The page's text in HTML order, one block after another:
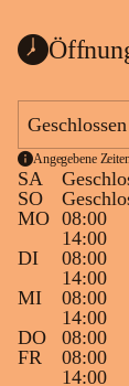
Geschlossen
Angegebene
SA
SO
MO 08:00
14:00
DI
08:00
14:00
MI
08:00
14:00
DO
08:00
FR
08:00
14:00